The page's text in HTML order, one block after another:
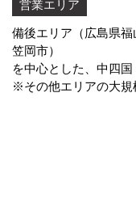
営業エリア
備後エリア（広島県
笠岡市）
を中心とした、中四国
※その他エリアの大規